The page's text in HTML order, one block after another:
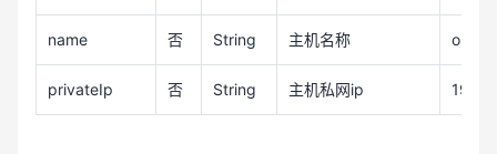
name 否 String 主机名称 osm-
privateIp 否 String 主机私网ip